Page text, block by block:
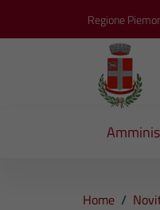
Regione
Home /